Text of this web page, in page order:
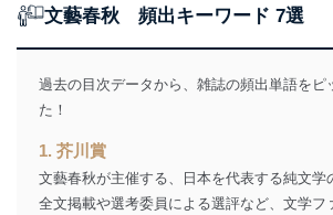
の方の個人情報
閲覧履歴や購買履
広告のため
人情報
の確認のため
ｅメール等による
文藝春秋 頻出キーワード 7選
過去の目次データから、雑誌の頻出単語をピ
た！
1. 芥川賞
文藝春秋が主催する、日本を代表する純文学
全文掲載や選考委員による選評など、文学フ